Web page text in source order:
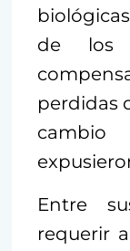
de los
perdidas
Entre
requerir